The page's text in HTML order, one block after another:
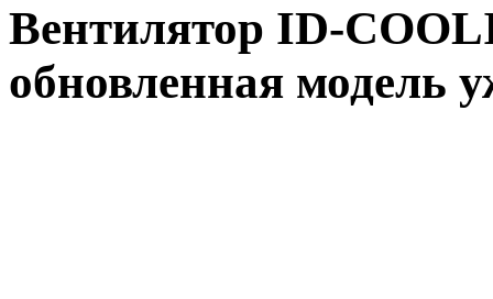
Вентилятор ID-
обновленная модель